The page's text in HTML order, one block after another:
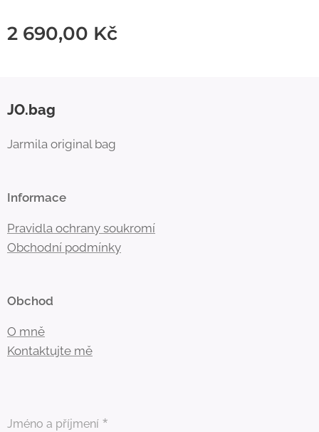
2 690,00 Kč
JO.bag
Jarmila original bag
Informace
Pravidla ochrany soukromí
Obchodní podmínky
Obchod
O mně
Kontaktujte mě
Jméno a příjmení